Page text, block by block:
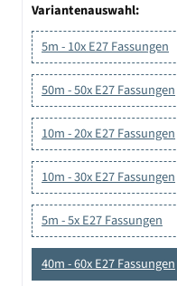
Variantenauswahl:
5m - 10x E27 Fassungen
50m - 50x E27 Fassungen
10m - 20x E27 Fassungen
10m - 30x E27 Fassungen
5m - 5x E27 Fassungen
40m - 60x E27 Fassungen